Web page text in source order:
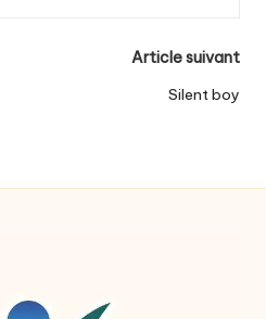
Article suivant
Silent boy